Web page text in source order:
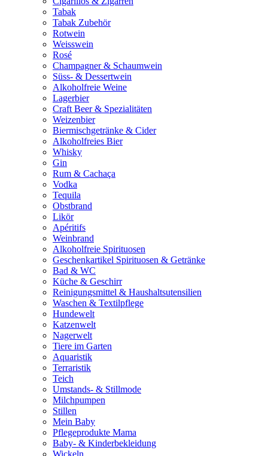
Tabak
Tabak Zubehör
Rotwein
Weisswein
Rosé
Champagner & Schaumwein
Süss- & Dessertwein
Alkoholfreie Weine
Lagerbier
Craft Beer & Spezialitäten
Weizenbier
Biermischgetränke & Cider
Alkoholfreies Bier
Whisky
Gin
Rum & Cachaça
Vodka
Tequila
Obstbrand
Likör
Apéritifs
Weinbrand
Alkoholfreie Spirituosen
Geschenkartikel Spirituosen & Getränke
Bad & WC
Küche & Geschirr
Reinigungsmittel & Haushaltsutensilien
Waschen & Textilpflege
Hundewelt
Katzenwelt
Nagerwelt
Tiere im Garten
Aquaristik
Terraristik
Teich
Umstands- & Stillmode
Milchpumpen
Stillen
Mein Baby
Pflegeprodukte Mama
Baby- & Kinderbekleidung
Wickeln